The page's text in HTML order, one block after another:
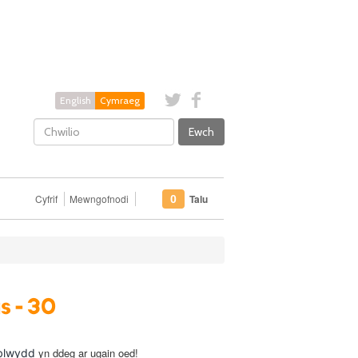
English Cymraeg
Ewch
Cyfrif Mewngofnodi 0 Talu
- 30
yn ddeg ar ugain oed!